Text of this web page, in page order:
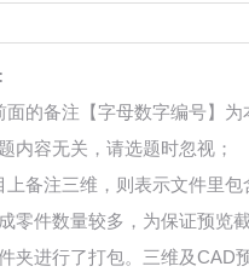
面的备注【字母数字编号】
内容无关，请选题时忽视；
上备注三维，则表示文件里
零件数量较多，为保证预览
夹进行了打包。三维及CAD